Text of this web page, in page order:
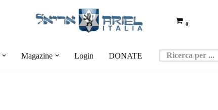
0
Magazine Login DONATE